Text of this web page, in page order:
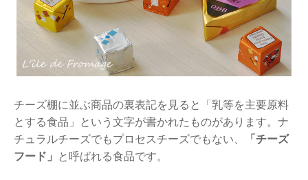
チーズ棚に並ぶ商品の裏表記を見ると「乳等を主要原料
とする食品」という文字が書かれたものがあります。ナ
チュラルチーズでもプロセスチーズでもない、
「チーズ
フード」
と呼ばれる食品です。